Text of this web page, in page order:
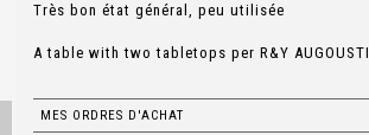
Très bon état général, peu utilisée
A table with two tabletops per R&Y AUGOUSTI
MES ORDRES D'ACHAT